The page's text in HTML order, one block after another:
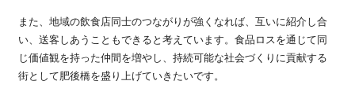
また、地域の飲食店同士のつながりが強くなれば、互いに紹介し合
い、送客しあうこともできると考えています。食品ロスを通じて同
じ価値観を持った仲間を増やし、持続可能な社会づくりに貢献する
街として肥後橋を盛り上げていきたいです。